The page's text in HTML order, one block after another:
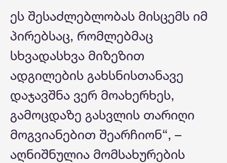
ეს შესაძლებლობას მისცემს იმ
პირებსაც, რომლებმაც
სხვადასხვა მიზეზით
ადგილების გახსნისთანავე
დაჯავშნა ვერ მოახერხეს,
გამოცდაზე გასვლის თარიღი
მოგვიანებით შეარჩიონ“, –
აღნიშნულია მომსახურების